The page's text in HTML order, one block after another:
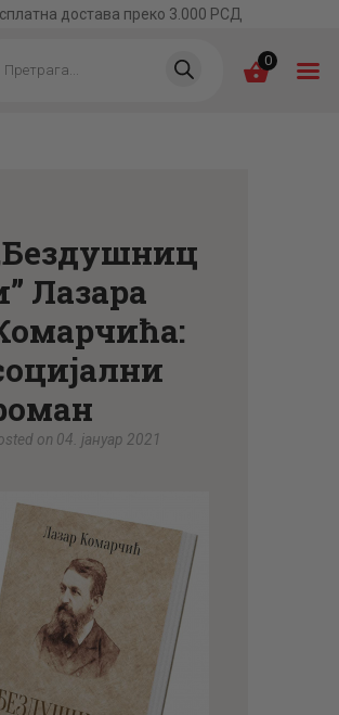
достава преко 3.000 РСД
0
КЊИГЕ
ОД
Лазара
on 04. јануар 2021